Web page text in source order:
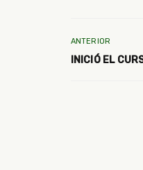
ANTERIOR
INICIÓ EL